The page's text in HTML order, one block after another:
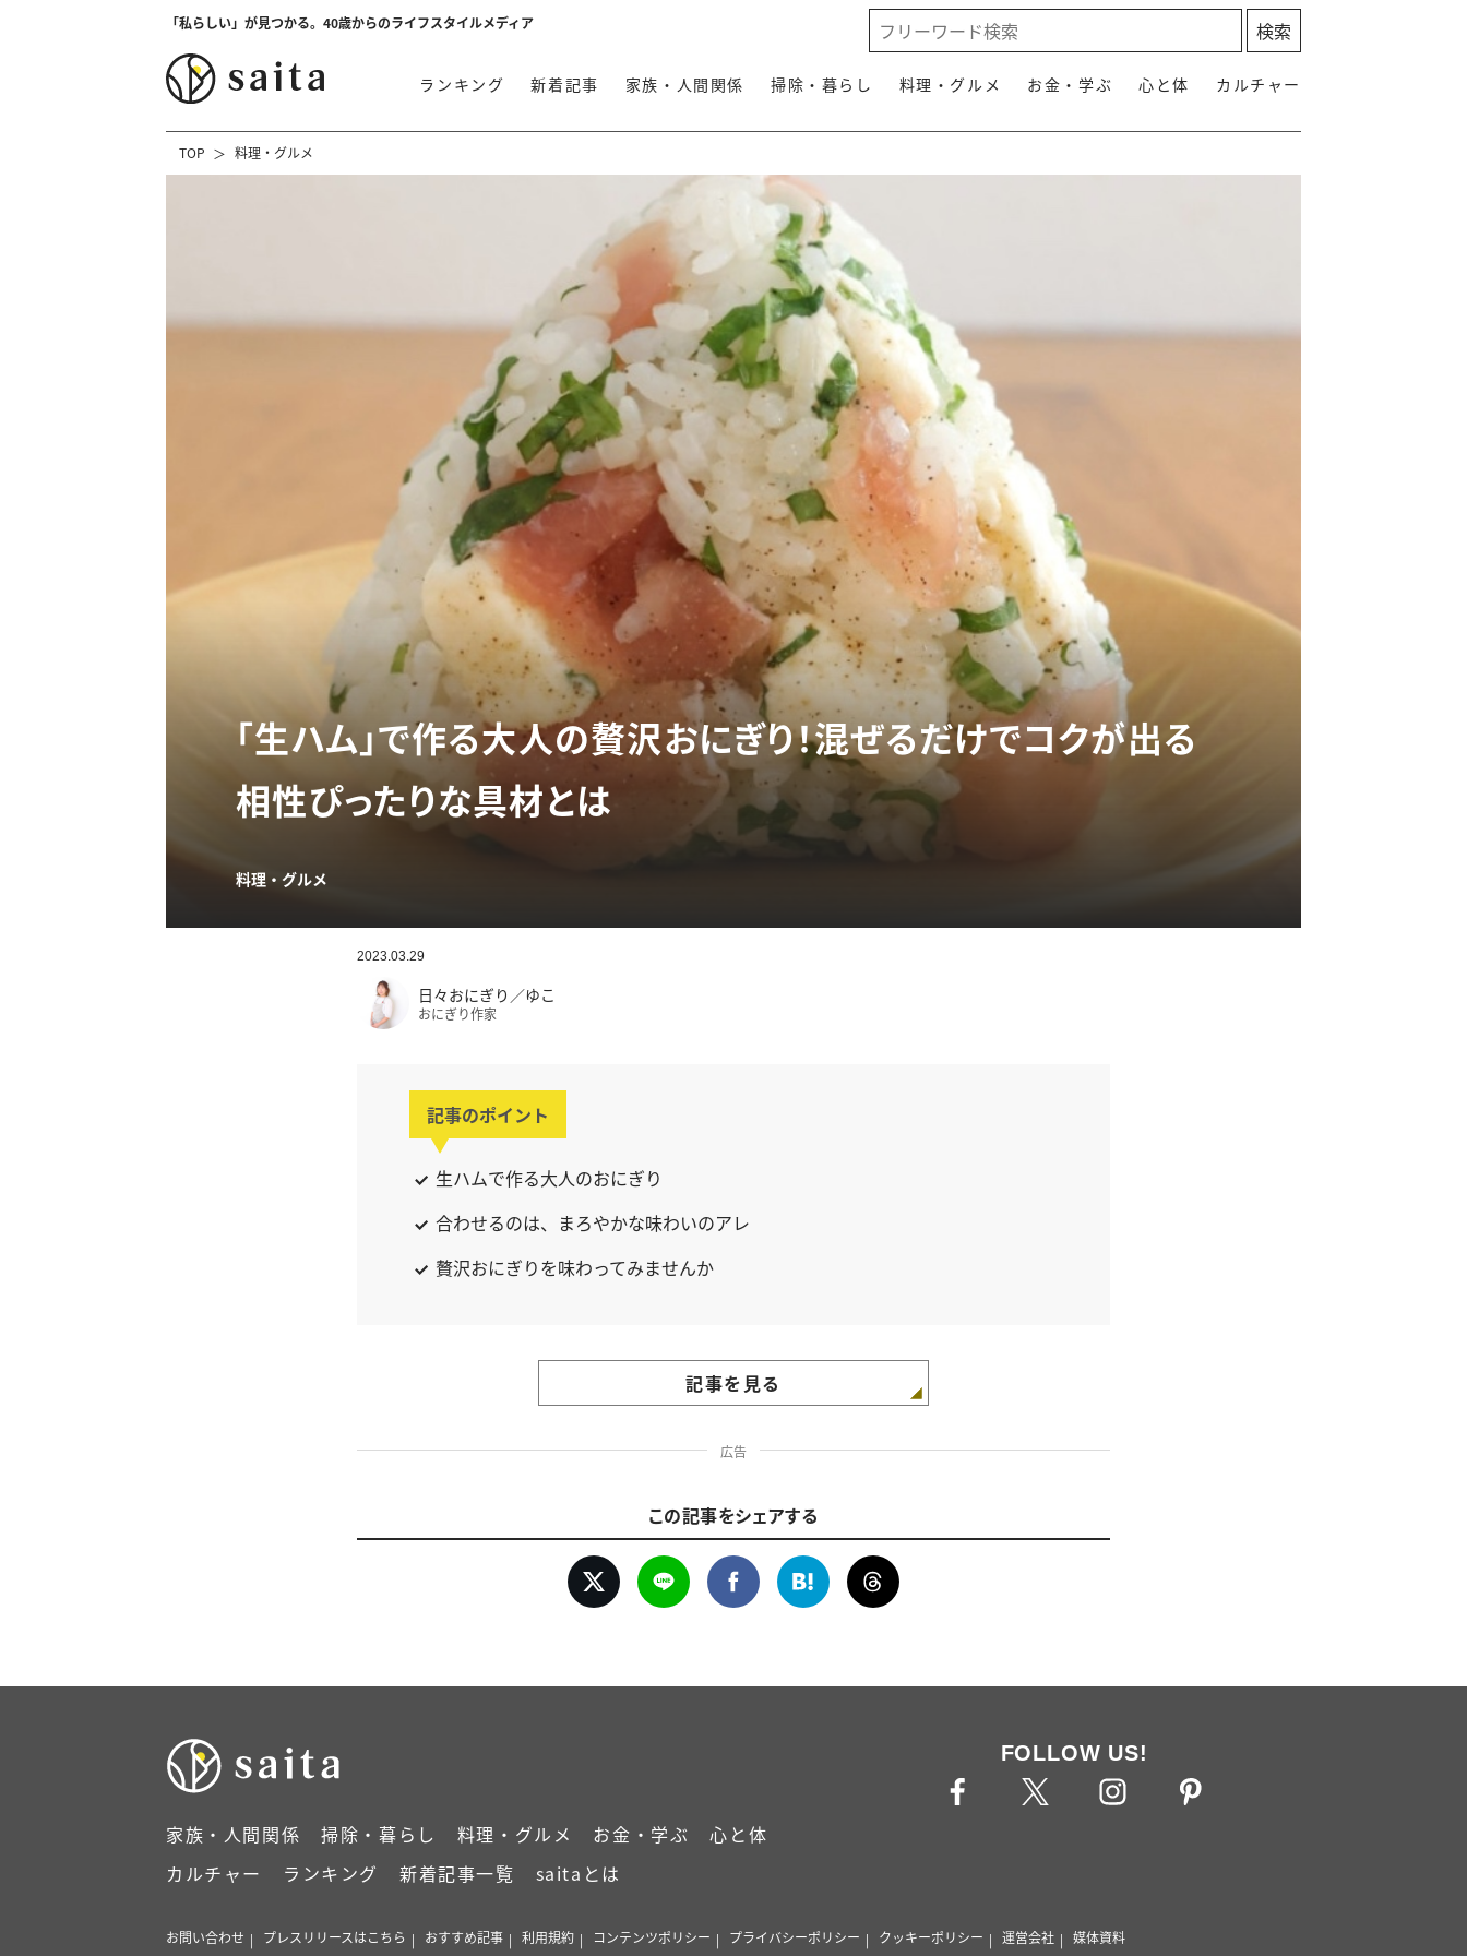
「私らしい」が見つかる。40歳からのライフスタイルメディア
ランキング 新着記事 家族・人間関係 掃除・暮らし 料理・グルメ お金・学ぶ 心と体 カルチャー
TOP 料理・グルメ
「生ハム」で作る大人の贅沢おにぎり！混ぜるだけでコクが出る
相性ぴったりな具材とは
料理・グルメ
2023.03.29
日々おにぎり／ゆこ
おにぎり作家
記事のポイント
生ハムで作る大人のおにぎり
合わせるのは、まろやかな味わいのアレ
贅沢おにぎりを味わってみませんか
記事を見る
広告
この記事をシェアする
家族・人間関係 掃除・暮らし 料理・グルメ お金・学ぶ
心と体
カルチャー
ランキング 新着記事一覧 saitaとは
FOLLOW US!
お問い合わせ プレスリリースはこちら おすすめ記事 利用規約 コンテンツポリシー プライバシーポリシー クッキーポリシー 運営会社 媒体資料